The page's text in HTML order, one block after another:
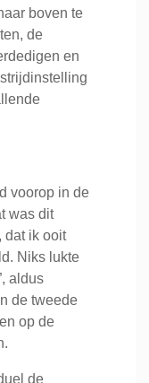
boven te
de
en
voorop in de
was dit
dat ik ooit
Niks lukte
aldus
de tweede
op de
de